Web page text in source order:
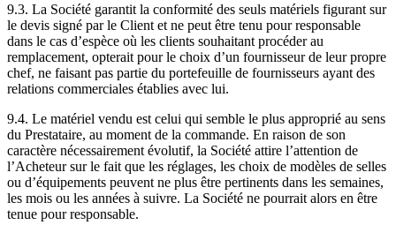
9.3. La Société garantit la conformité des seuls matériels figurant sur
le devis signé par le Client et ne peut être tenu pour responsable
dans le cas d’espèce où les clients souhaitant procéder au
remplacement, opterait pour le choix d’un fournisseur de leur propre
chef, ne faisant pas partie du portefeuille de fournisseurs ayant des
relations commerciales établies avec lui.
9.4. Le matériel vendu est celui qui semble le plus approprié au sens
du Prestataire, au moment de la commande. En raison de son
caractère nécessairement évolutif, la Société attire l’attention de
l’Acheteur sur le fait que les réglages, les choix de modèles de selles
ou d’équipements peuvent ne plus être pertinents dans les semaines,
les mois ou les années à suivre. La Société ne pourrait alors en être
tenue pour responsable.